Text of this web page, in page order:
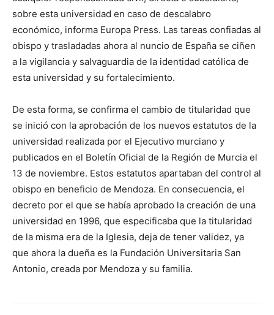
sobre esta universidad en caso de descalabro
económico, informa Europa Press. Las tareas confiadas al
obispo y trasladadas ahora al nuncio de España se ciñen
a la vigilancia y salvaguardia de la identidad católica de
esta universidad y su fortalecimiento.
De esta forma, se confirma el cambio de titularidad que
se inició con la aprobación de los nuevos estatutos de la
universidad realizada por el Ejecutivo murciano y
publicados en el Boletín Oficial de la Región de Murcia el
13 de noviembre. Estos estatutos apartaban del control al
obispo en beneficio de Mendoza. En consecuencia, el
decreto por el que se había aprobado la creación de una
universidad en 1996, que especificaba que la titularidad
de la misma era de la Iglesia, deja de tener validez, ya
que ahora la dueña es la Fundación Universitaria San
Antonio, creada por Mendoza y su familia.